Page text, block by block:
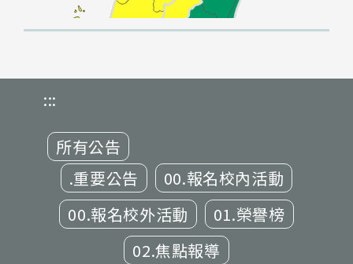
:::
所有公告
.重要公告
00.報名校內活動
00.報名校外活動
01.榮譽榜
02.焦點報導